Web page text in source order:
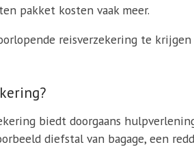
pakket kosten vaak meer.
reisverzekering te
biedt doorgaans
diefstal van bagage, een